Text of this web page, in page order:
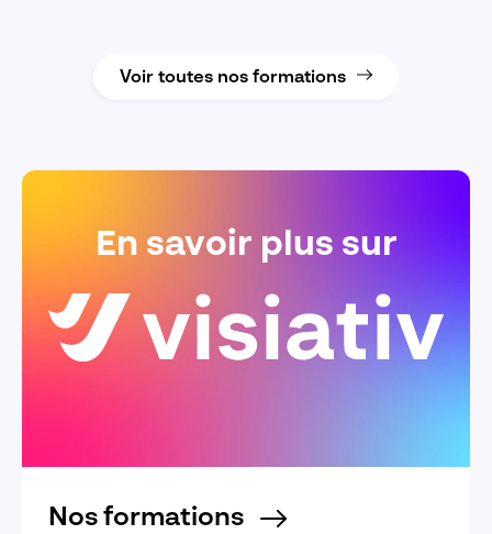
Voir toutes nos formations
En savoir plus sur
Nos formations